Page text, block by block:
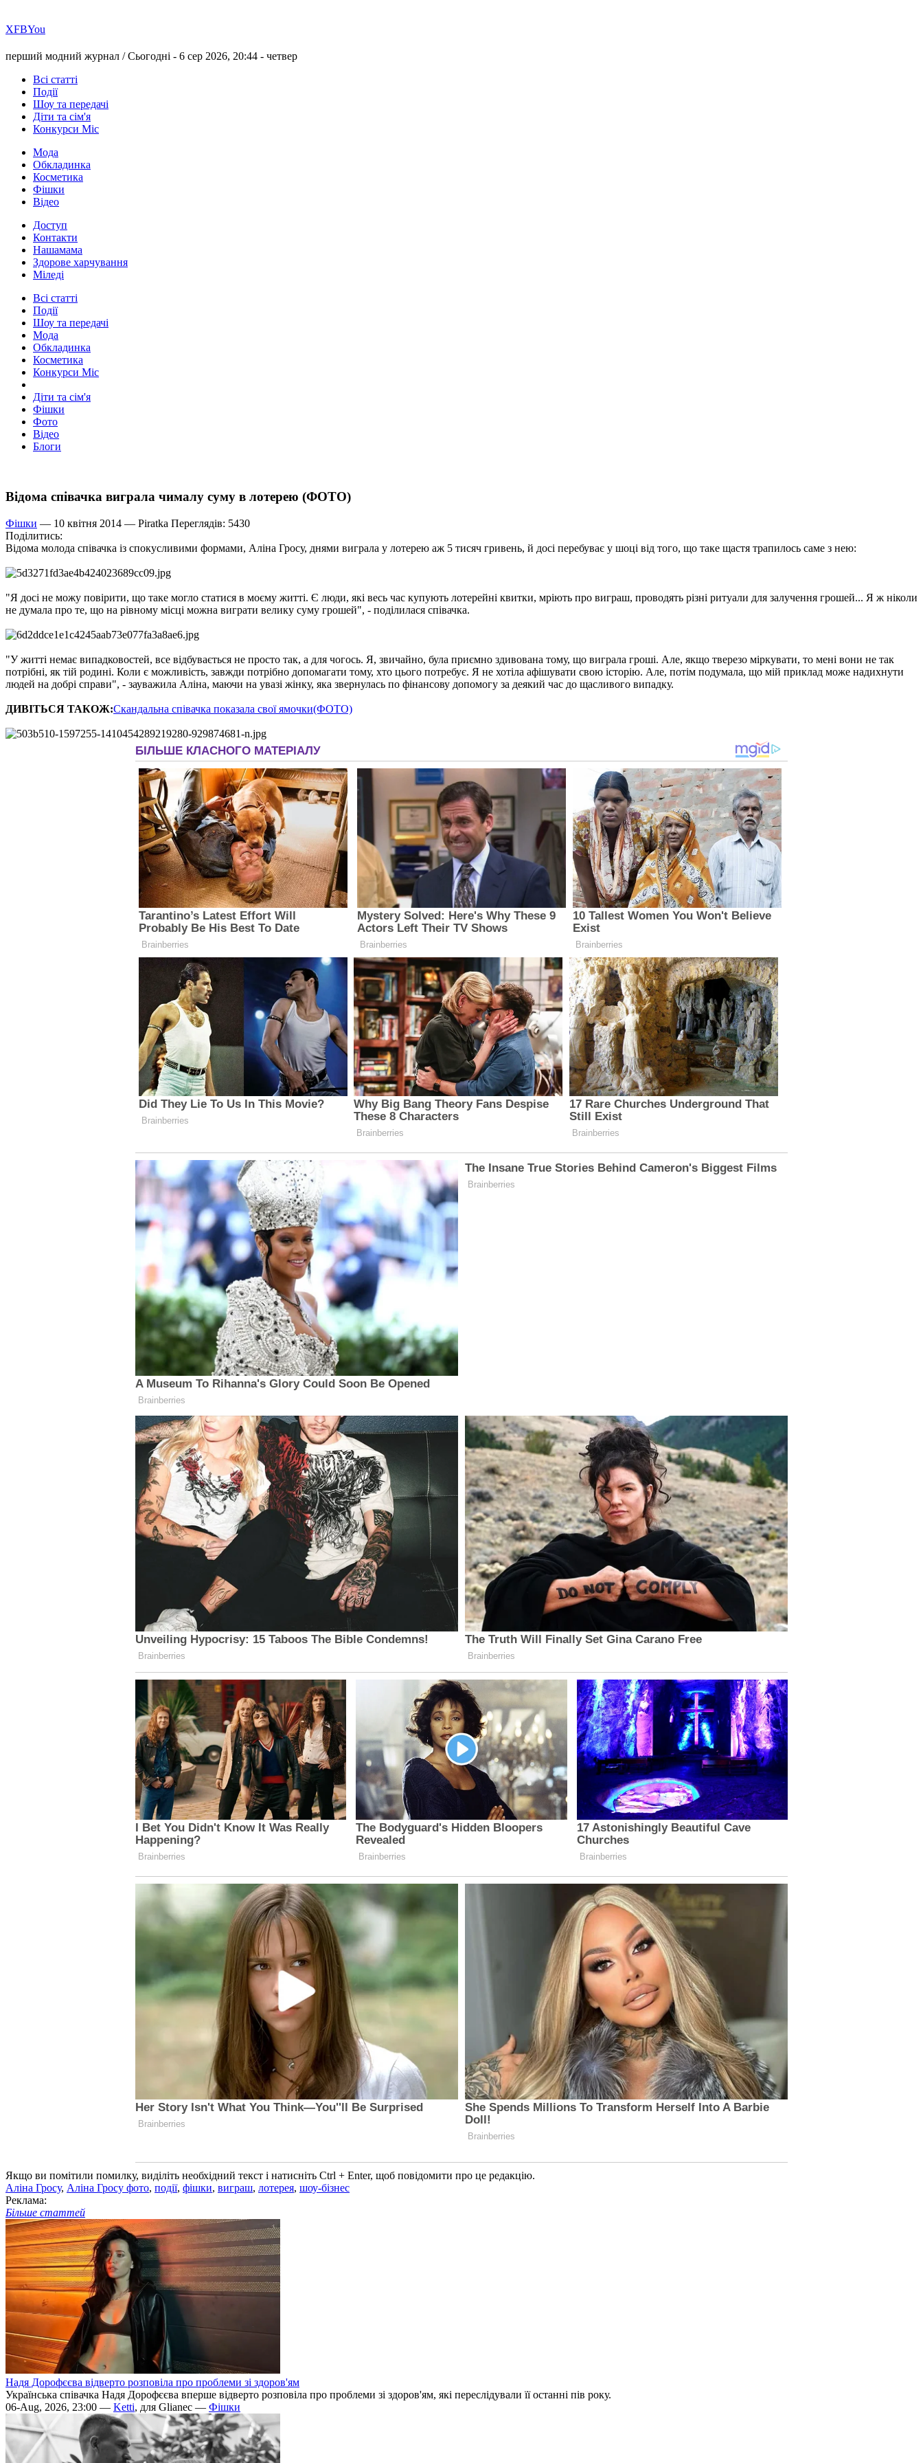
ХFBYou
перший модний журнал /Сьогодні - 6 сер 2026, 20:44 - четвер
Всі статті
Події
Шоу та передачі
Діти та сім'я
Конкурси Міс
Мода
Обкладинка
Косметика
Фішки
Відео
Доступ
Контакти
Нашамама
Здорове харчування
Міледі
Всі статті
Події
Шоу та передачі
Мода
Обкладинка
Косметика
Конкурси Міс
Діти та сім'я
Фішки
Фото
Відео
Блоги
Відома співачка виграла чималу суму в лотерею (ФОТО)
Фішки — 10 квітня 2014 — Piratka Переглядів: 5430
Поділитись:
Відома молода співачка із спокусливими формами, Аліна Гросу, днями виграла у лотерею аж 5 тисяч гривень, й досі перебуває у шоці від того, що таке щастя трапилось саме з нею:
"Я досі не можу повірити, що таке могло статися в моєму житті. Є люди, які весь час купують лотерейні квитки, мріють про виграш, проводять різні ритуали для залучення грошей... Я ж ніколи
не думала про те, що на рівному місці можна виграти велику суму грошей", - поділилася співачка.
"У житті немає випадковостей, все відбувається не просто так, а для чогось. Я, звичайно, була приємно здивована тому, що виграла гроші. Але, якщо тверезо міркувати, то мені вони не так
потрібні, як тій родині. Коли є можливість, завжди потрібно допомагати тому, хто цього потребує. Я не хотіла афішувати свою історію. Але, потім подумала, що мій приклад може надихнути
людей на добрі справи", - зауважила Аліна, маючи на увазі жінку, яка звернулась по фінансову допомогу за деякий час до щасливого випадку.
ДИВІТЬСЯ ТАКОЖ:Скандальна співачка показала свої ямочки(ФОТО)
Якщо ви помітили помилку, виділіть необхідний текст і натисніть Ctrl + Enter, щоб повідомити про це редакцію.
Аліна Гросу, Аліна Гросу фото, події, фішки, виграш, лотерея, шоу-бізнес
Реклама:
Більше статтей
Надя Дорофєєва відверто розповіла про проблеми зі здоров'ям
Українська співачка Надя Дорофєєва вперше відверто розповіла про проблеми зі здоров'ям, які переслідували її останні пів року.
06-Aug, 2026, 23:00 — Ketti, для Glianec — Фішки